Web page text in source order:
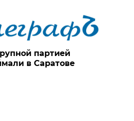
партией
в Саратове